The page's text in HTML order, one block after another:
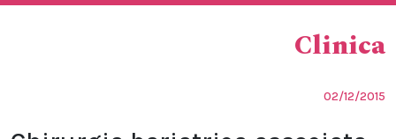
Clinica
02/12/2015